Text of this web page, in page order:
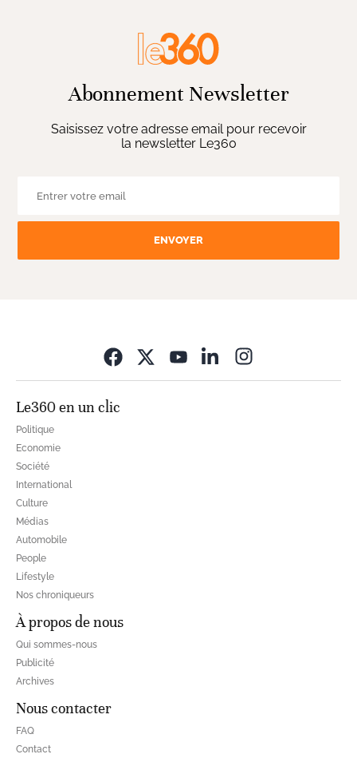
Abonnement Newsletter
Saisissez votre adresse email pour recevoir
la newsletter Le360
ENVOYER
Le360 en un clic
Politique
Economie
Société
International
Culture
Médias
Automobile
People
Lifestyle
Nos chroniqueurs
À propos de nous
Qui sommes-nous
Publicité
Archives
Nous contacter
FAQ
Contact